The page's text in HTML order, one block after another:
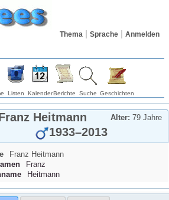
Thema Sprache Anmelden
Listen KalenderBerichte Suche Geschichten
Heitmann Alter: 79 Jahre
1933–2013
Franz Heitmann
Franz
Heitmann